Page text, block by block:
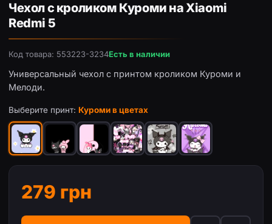
Чехол с кроликом Куроми на Xiaomi
Redmi 5
Код товара: 553223-3234Есть в наличии
Универсальный чехол с принтом кроликом Куроми и
Мелоди.
Выберите принт: Куроми в цветах
279 грн